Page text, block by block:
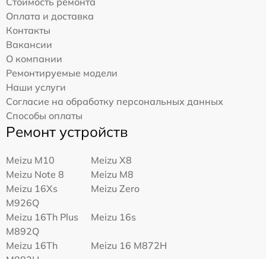
Оплата и доставка
Контакты
Вакансии
О компании
Ремонтируемые модели
Наши услуги
Согласие на обработку персональных данных
Способы оплаты
Ремонт устройств
Meizu M10
Meizu X8
Meizu Note 8
Meizu M8
Meizu 16Xs
M926Q
Meizu Zero
Meizu 16Th Plus
M892Q
Meizu 16s
Meizu 16Th
Meizu 16 M872H